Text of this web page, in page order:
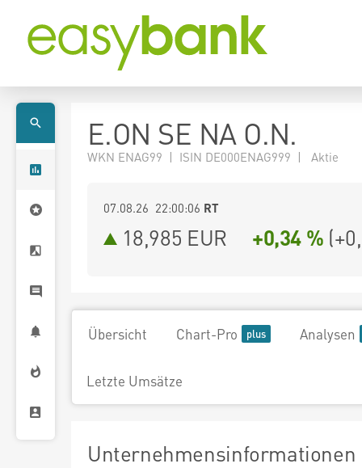
E.ON SE NA O.N.
WKN ENAG99 | ISIN DE000ENAG999 | Aktie
07.08.26 22:00:06 RT
18,985 EUR +0,34 % (
Übersicht Chart-Pro Analysen
Letzte Umsätze
Unternehmensinformationen